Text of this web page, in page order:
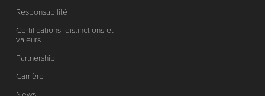
Responsabilité
Certifications, distinctions et
valeurs
Partnership
Carrière